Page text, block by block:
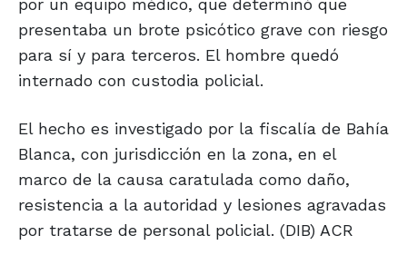
por un equipo médico, que determinó que
presentaba un brote psicótico grave con riesgo
para sí y para terceros. El hombre quedó
internado con custodia policial.
El hecho es investigado por la fiscalía de Bahía
Blanca, con jurisdicción en la zona, en el
marco de la causa caratulada como daño,
resistencia a la autoridad y lesiones agravadas
por tratarse de personal policial. (DIB) ACR